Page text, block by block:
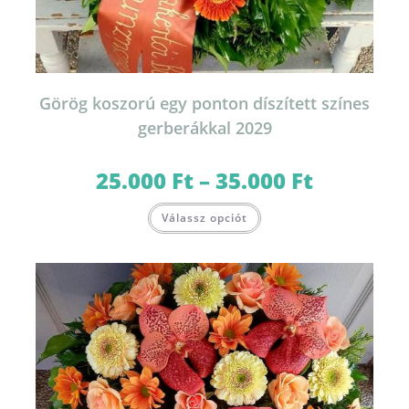
Görög koszorú egy ponton díszített színes
gerberákkal 2029
25.000 Ft–35.000 Ft25.000 Ft
Válassz opciót a
van.
A
változatok
a
termékoldalon
választhatók
ki